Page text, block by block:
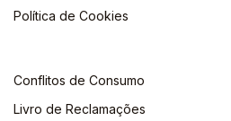
Política de Cookies
Conflitos de Consumo
Livro de Reclamações